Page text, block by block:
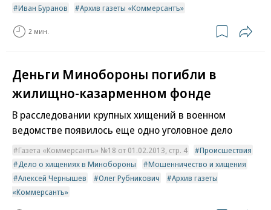
Иван Буранов
Архив газеты «Коммерсантъ»
2 мин.
Деньги Минобороны погибли в
жилищно-казарменном фонде
В расследовании крупных хищений в военном
ведомстве появилось еще одно уголовное дело
Газета «Коммерсантъ» №18 от 01.02.2013, стр. 4
Происшествия
Дело о хищениях в Минобороны
Мошенничество и хищения
Алексей Чернышев
Олег Рубникович
Архив газеты
«Коммерсантъ»